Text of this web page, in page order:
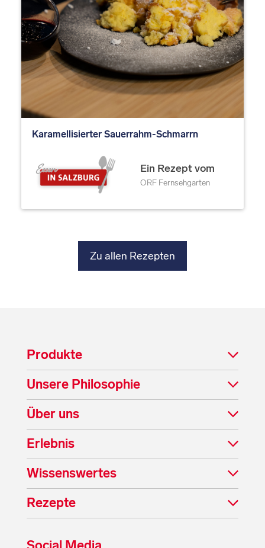
Karamellisierter Sauerrahm-Schmarrn
Ein Rezept vom
ORF Fernsehgarten
Zu allen Rezepten
Produkte
Unsere Philosophie
Über uns
Erlebnis
Wissenswertes
Rezepte